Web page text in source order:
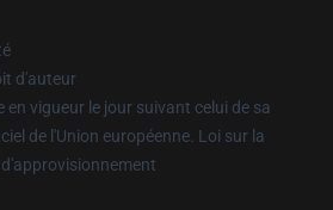
d'auteur
en vigueur le jour suivant celui de sa
de l'Union européenne. Loi sur la